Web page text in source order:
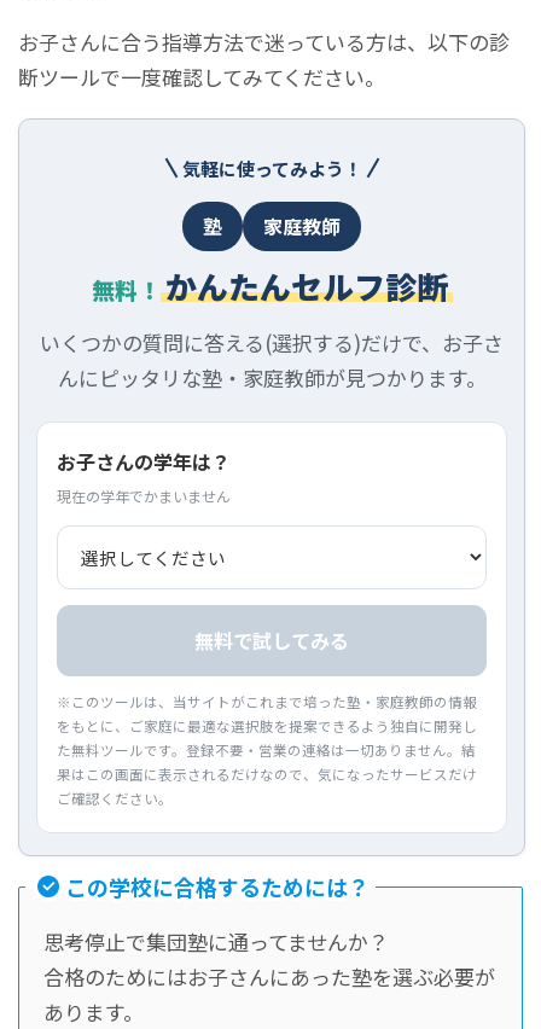
お子さんに合う指導方法で迷っている方は、以下の診
断ツールで一度確認してみてください。
気軽に使ってみよう！
塾 家庭教師
無料！ かんたんセルフ診断
いくつかの質問に答える(選択する)だけで、お子さ
んにピッタリな塾・家庭教師が見つかります。
お子さんの学年は？
現在の学年でかまいません
無料で試してみる
※このツールは、当サイトがこれまで培った塾・家庭教師の情報
をもとに、ご家庭に最適な選択肢を提案できるよう独自に開発し
た無料ツールです。登録不要・営業の連絡は一切ありません。結
果はこの画面に表示されるだけなので、気になったサービスだけ
ご確認ください。
この学校に合格するためには？
思考停止で集団塾に通ってませんか？
合格のためにはお子さんにあった塾を選ぶ必要が
あります。